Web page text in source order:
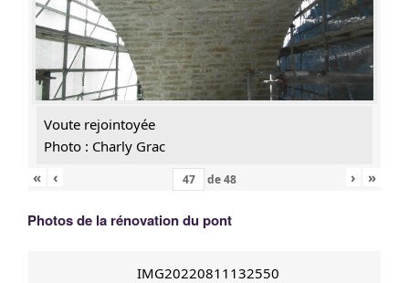
Voute rejointoyée
Photo : Charly Grac
«
‹ de48 › »
Photos de la rénovation du pont
IMG20220811132550